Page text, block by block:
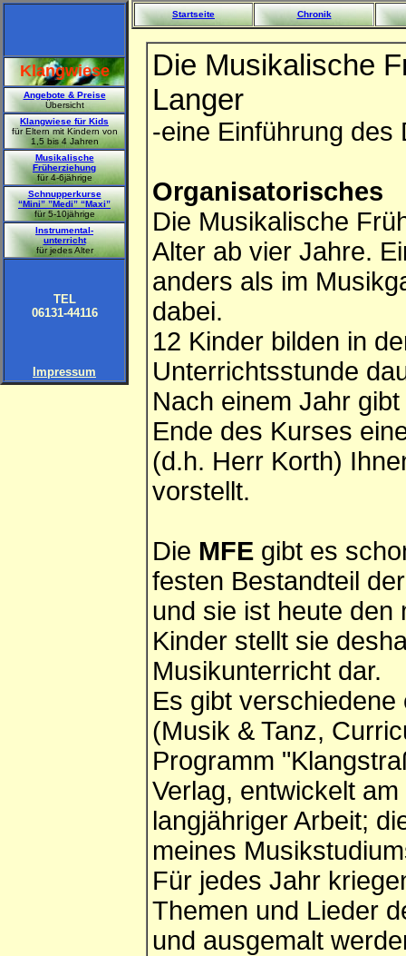
Klangwiese
Angebote & Preise
Übersicht
Klangwiese für Kids
für Eltern mit Kindern von
1,5 bis 4 Jahren
Musikalische
Früherziehung
für 4-6jährige
Schnupperkurse
“Mini” ”Medi” “Maxi”
für 5-10jährige
Instrumental-
unterricht
für jedes Alter
TEL
06131-44116
Impressum
Startseite Chronik
Die Musikalische
Langer
-eine Einführung des
Organisatorisches
Die Musikalische
Alter ab vier Jahre.
anders als im
dabei.
12 Kinder bilden in
Unterrichtsstunde
Nach einem Jahr
Ende des Kurses
(d.h. Herr Korth)
vorstellt.
Die MFE gibt es
festen Bestandteil
und sie ist heute den
Kinder stellt sie
Musikunterricht dar.
Es gibt
(Musik & Tanz,
Programm
Verlag, entwickelt
langjähriger Arbeit;
meines
Für jedes Jahr
Themen und Lieder
und ausgemalt